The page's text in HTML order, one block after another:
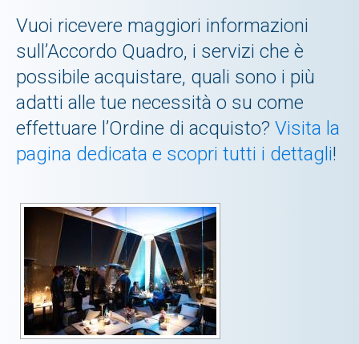
Vuoi ricevere maggiori informazioni
sull’Accordo Quadro, i servizi che è
possibile acquistare, quali sono i più
adatti alle tue necessità o su come
effettuare l’Ordine di acquisto? Visita la
pagina dedicata e scopri tutti i dettagli!